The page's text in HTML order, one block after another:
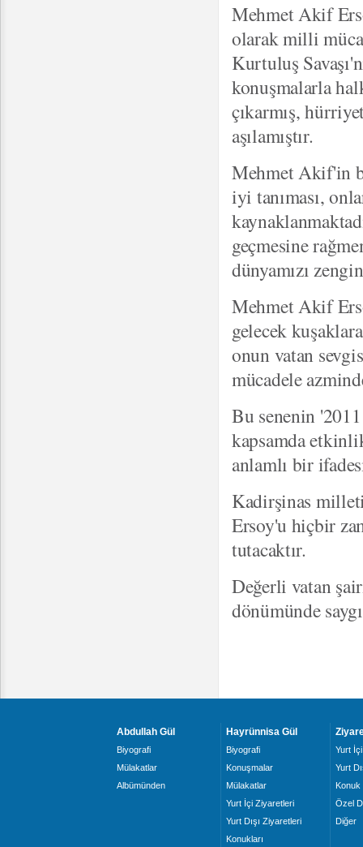
Mehmet Akif
olarak milli
Kurtuluş
konuşmalarla
çıkarmış,
aşılamıştır.
Mehmet Akif'in
iyi tanıması,
geçmesine
dünyamızı
Mehmet Akif
gelecek
onun vatan
mücadele
Bu senenin
kapsamda
anlamlı bir
Kadirşinas
Ersoy'u hiçbir
tutacaktır.
Değerli vatan
dönümünde
Abdullah Gül
Biyografi
Mülakatlar
Albümünden
Hayrünnisa Gül
Biyografi
Konuşmalar
Mülakatlar
Yurt İçi Ziyaretleri
Yurt Dışı Ziyaretleri
Konukları
Yurt İçi
Yurt
Konuk
Özel
Diğer